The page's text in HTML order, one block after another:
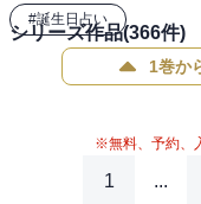
#誕生日占い
シリーズ作品(366件)
1巻か
※無料、予約、
1 ...